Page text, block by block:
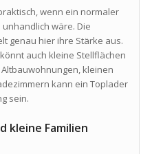
wenn ein normaler
wäre. Die
genau hier ihre Stärke aus.
auch kleine Stellflächen
kleinen
kann ein Toplader
sein.
kleine Familien